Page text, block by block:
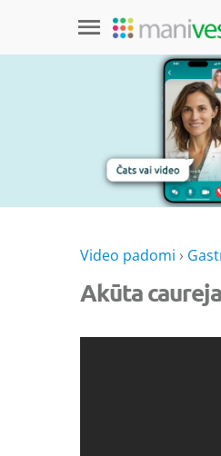
Video padomi ›
Akūta